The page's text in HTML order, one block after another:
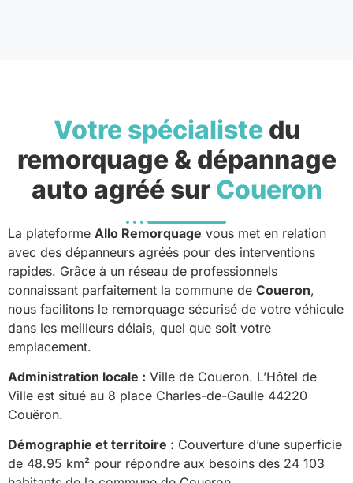
Votre spécialistedu
remorquage & dépannage
auto agréé sur Coueron
La plateforme Allo Remorquage vous met en relation
avec des dépanneurs agréés pour des interventions
rapides. Grâce à un réseau de professionnels
connaissant parfaitement la commune de Coueron,
nous facilitons le remorquage sécurisé de votre véhicule
dans les meilleurs délais, quel que soit votre
emplacement.
Administration locale : Ville de Coueron. L’Hôtel de
Ville est situé au 8 place Charles-de-Gaulle 44220
Couëron.
Démographie et territoire : Couverture d’une superficie
de 48.95 km² pour répondre aux besoins des 24 103